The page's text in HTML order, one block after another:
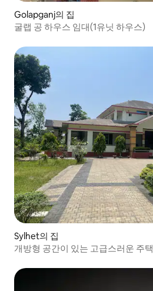
Golapganj의 집
굴랩 공 하우스 임대(1유닛 하우스)
Sylhet의 집
개방형 공간이 있는 고급스러운 주택